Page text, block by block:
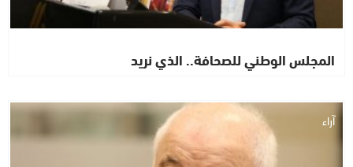
المجلس الوطني للصحافة.. الذي نريد
آراء